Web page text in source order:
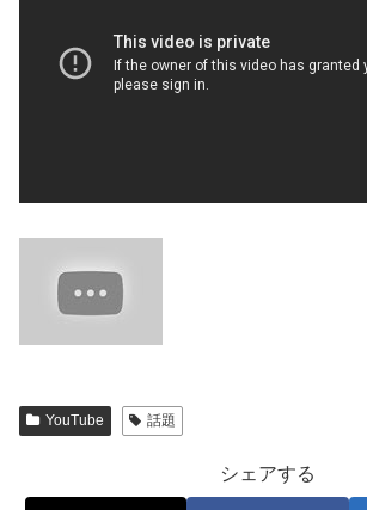
YouTube 話題
シェアする